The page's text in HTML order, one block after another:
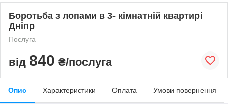
Боротьба з лопами в 3- кімнатній квартирі
Дніпр
Послуга
від 840 ₴/послуга
Опис Характеристики Оплата Умови повернення